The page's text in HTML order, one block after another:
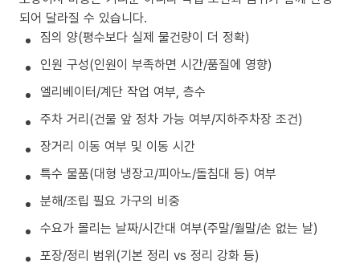
되어 달라질 수 있습니다.
짐의 양(평수보다 실제 물건량이 더 정확)
인원 구성(인원이 부족하면 시간/품질에 영향)
엘리베이터/계단 작업 여부, 층수
주차 거리(건물 앞 정차 가능 여부/지하주차장 조건)
장거리 이동 여부 및 이동 시간
특수 물품(대형 냉장고/피아노/돌침대 등) 여부
분해/조립 필요 가구의 비중
수요가 몰리는 날짜/시간대 여부(주말/월말/손 없는 날)
포장/정리 범위(기본 정리 vs 정리 강화 등)